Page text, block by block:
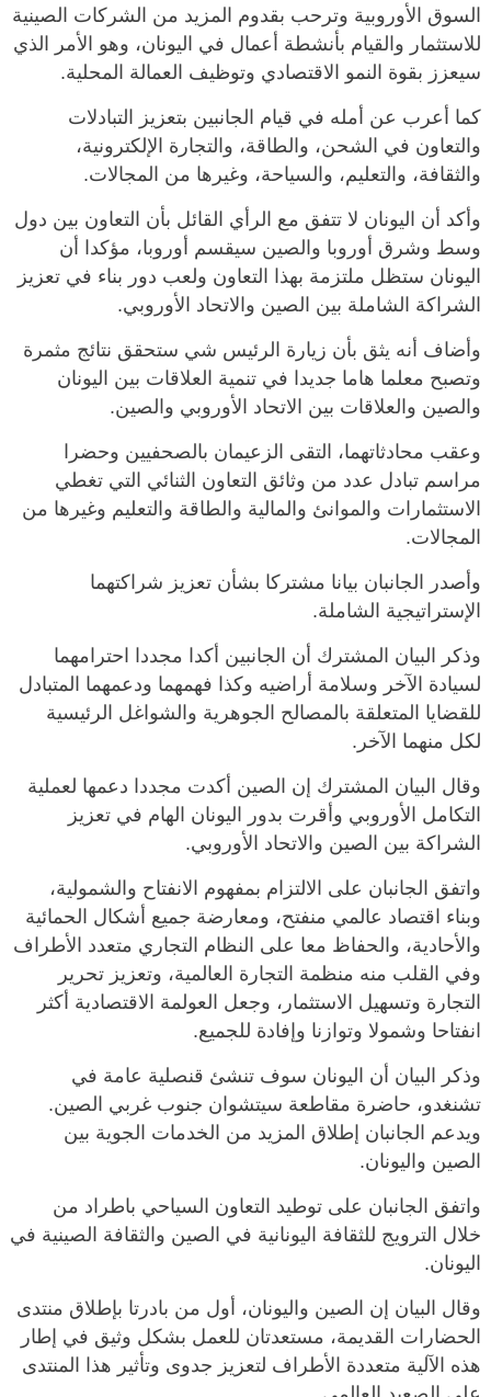
السوق الأوروبية وترحب بقدوم المزيد من الشركات الصينية
للاستثمار والقيام بأنشطة أعمال في اليونان، وهو الأمر الذي
سيعزز بقوة النمو الاقتصادي وتوظيف العمالة المحلية.
كما أعرب عن أمله في قيام الجانبين بتعزيز التبادلات
والتعاون في الشحن، والطاقة، والتجارة الإلكترونية،
والثقافة، والتعليم، والسياحة، وغيرها من المجالات.
وأكد أن اليونان لا تتفق مع الرأي القائل بأن التعاون بين دول
وسط وشرق أوروبا والصين سيقسم أوروبا، مؤكدا أن
اليونان ستظل ملتزمة بهذا التعاون ولعب دور بناء في تعزيز
الشراكة الشاملة بين الصين والاتحاد الأوروبي.
وأضاف أنه يثق بأن زيارة الرئيس شي ستحقق نتائج مثمرة
وتصبح معلما هاما جديدا في تنمية العلاقات بين اليونان
والصين والعلاقات بين الاتحاد الأوروبي والصين.
وعقب محادثاتهما، التقى الزعيمان بالصحفيين وحضرا
مراسم تبادل عدد من وثائق التعاون الثنائي التي تغطي
الاستثمارات والموانئ والمالية والطاقة والتعليم وغيرها من
المجالات.
وأصدر الجانبان بيانا مشتركا بشأن تعزيز شراكتهما
الإستراتيجية الشاملة.
وذكر البيان المشترك أن الجانبين أكدا مجددا احترامهما
لسيادة الآخر وسلامة أراضيه وكذا فهمهما ودعمهما المتبادل
للقضايا المتعلقة بالمصالح الجوهرية والشواغل الرئيسية
لكل منهما الآخر.
وقال البيان المشترك إن الصين أكدت مجددا دعمها لعملية
التكامل الأوروبي وأقرت بدور اليونان الهام في تعزيز
الشراكة بين الصين والاتحاد الأوروبي.
واتفق الجانبان على الالتزام بمفهوم الانفتاح والشمولية،
وبناء اقتصاد عالمي منفتح، ومعارضة جميع أشكال الحمائية
والأحادية، والحفاظ معا على النظام التجاري متعدد الأطراف
وفي القلب منه منظمة التجارة العالمية، وتعزيز تحرير
التجارة وتسهيل الاستثمار، وجعل العولمة الاقتصادية أكثر
انفتاحا وشمولا وتوازنا وإفادة للجميع.
وذكر البيان أن اليونان سوف تنشئ قنصلية عامة في
تشنغدو، حاضرة مقاطعة سيتشوان جنوب غربي الصين.
ويدعم الجانبان إطلاق المزيد من الخدمات الجوية بين
الصين واليونان.
واتفق الجانبان على توطيد التعاون السياحي باطراد من
خلال الترويج للثقافة اليونانية في الصين والثقافة الصينية في
اليونان.
وقال البيان إن الصين واليونان، أول من بادرتا بإطلاق منتدى
الحضارات القديمة، مستعدتان للعمل بشكل وثيق في إطار
هذه الآلية متعددة الأطراف لتعزيز جدوى وتأثير هذا المنتدى